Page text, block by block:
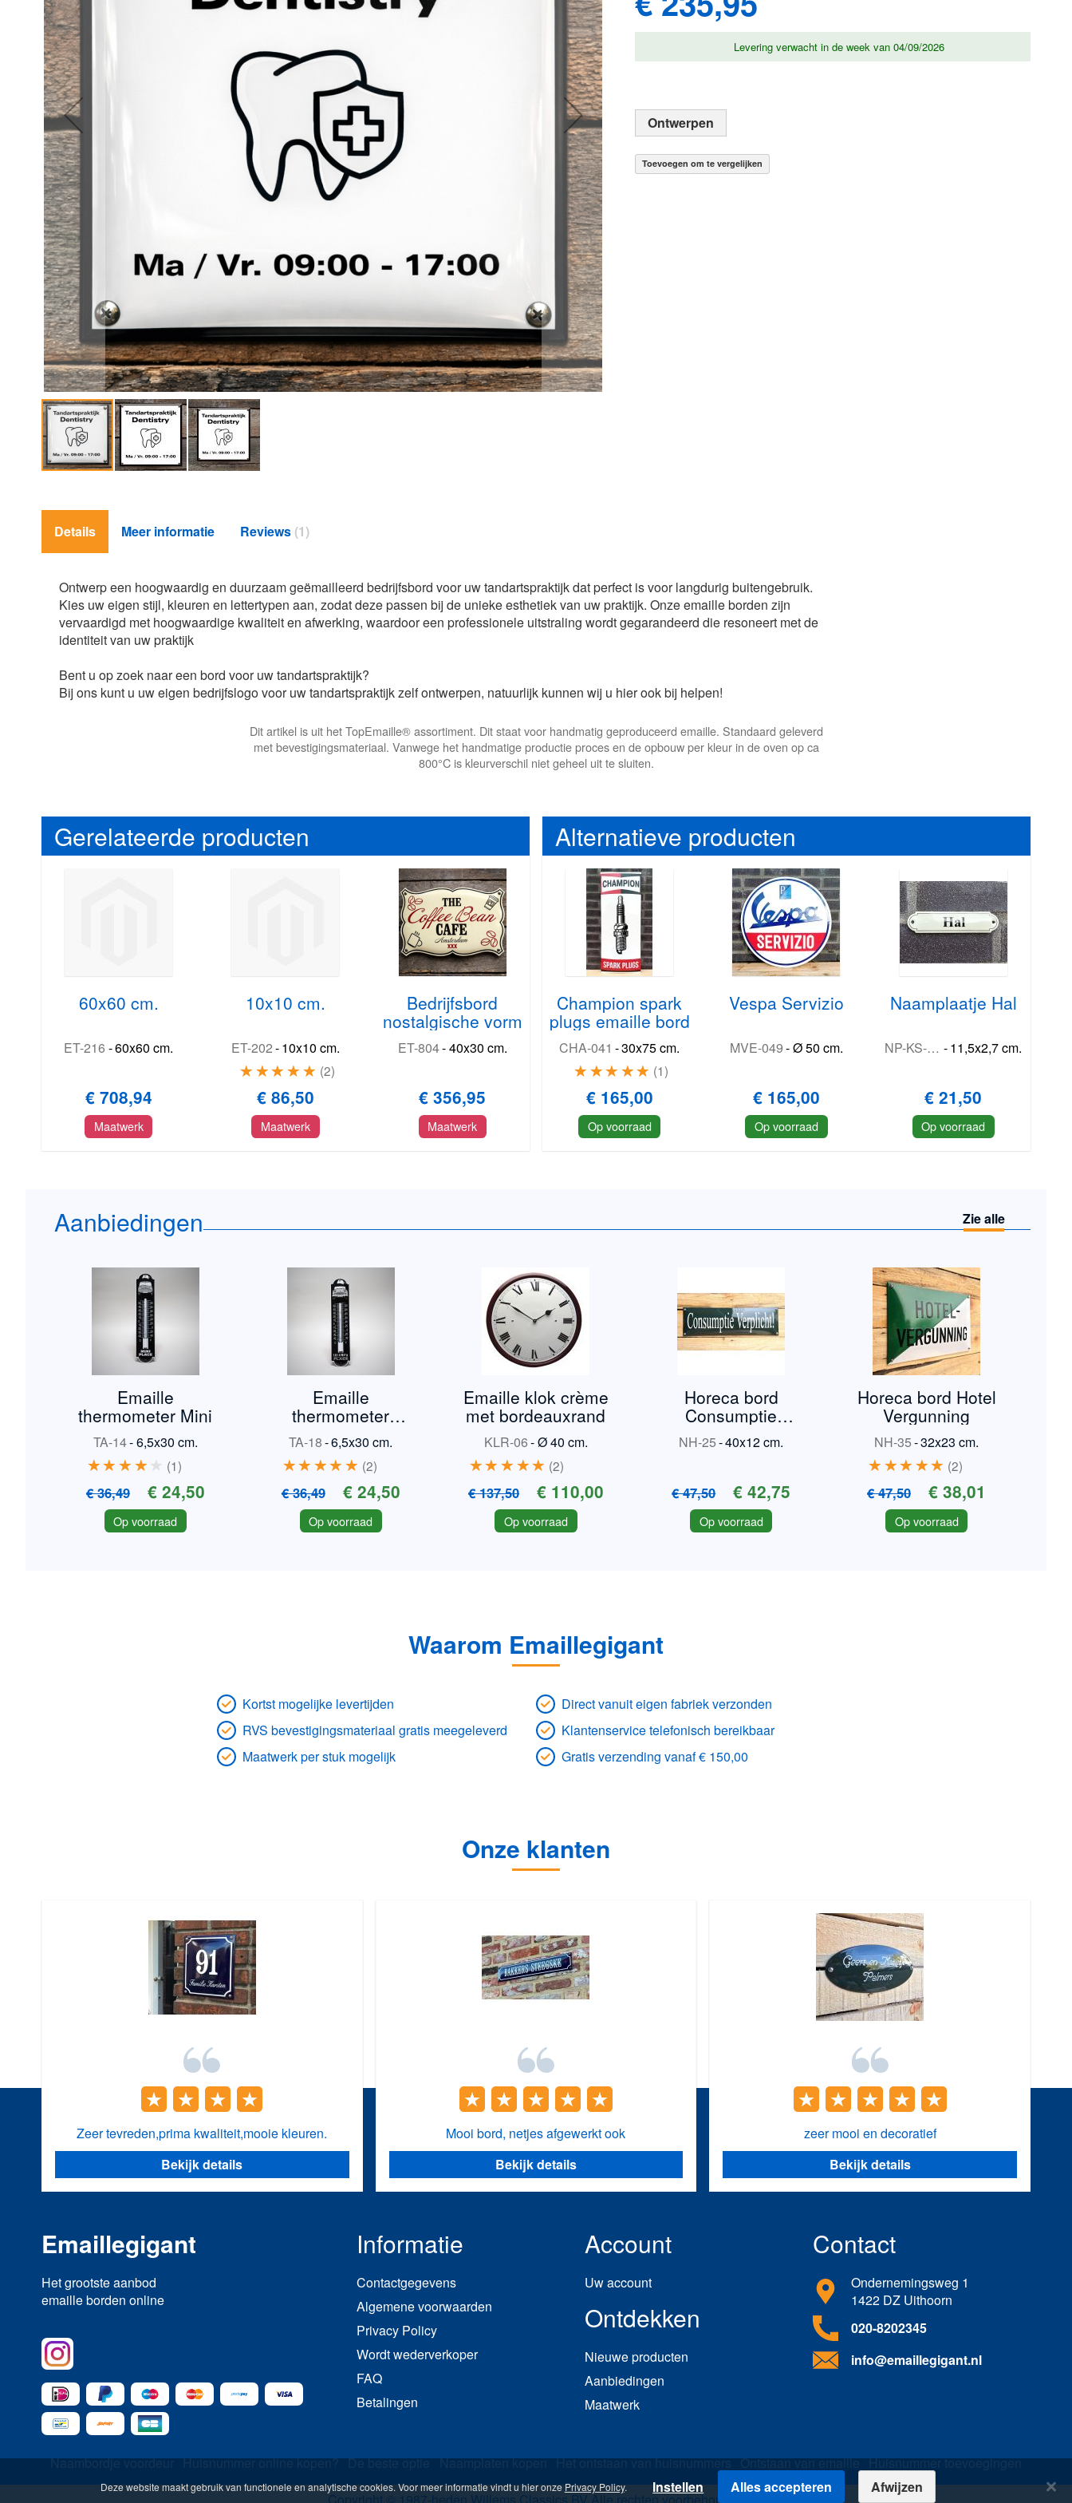
het
begin
van
afbeeldingen-
gallerij
Levering verwacht in de week van 04/09/2026
Ontwerpen
Toevoegen om te vergelijken
Details
Ontwerp een hoogwaardig en duurzaam geëmailleerd bedrijfsbord voor uw tandartspraktijk dat perfect is voor langdurig buitengebruik.
Kies uw eigen stijl, kleuren en lettertypen aan, zodat deze passen bij de unieke esthetiek van uw praktijk. Onze emaille borden zijn
vervaardigd met hoogwaardige kwaliteit en afwerking, waardoor een professionele uitstraling wordt gegarandeerd die resoneert met de
identiteit van uw praktijk
Bent u op zoek naar een bord voor uw tandartspraktijk?
Bij ons kunt u uw eigen bedrijfslogo voor uw tandartspraktijk zelf ontwerpen, natuurlijk kunnen wij u hier ook bij helpen!
Dit artikel is uit het TopEmaille® assortiment. Dit staat voor handmatig geproduceerd emaille. Standaard geleverd
met bevestigingsmateriaal. Vanwege het handmatige productie proces en de opbouw per kleur in de oven op ca
800°C is kleurverschil niet geheel uit te sluiten.
Meer informatie Reviews 1
Gerelateerde producten
60x60 cm.
ET-216 -60x60 cm.
€ 708,94
Maatwerk
10x10 cm.
ET-202-10x10 cm.
2
€ 86,50
Maatwerk
Bedrijfsbord
nostalgische vorm
ET-804-40x30 cm.
€ 356,95
Maatwerk
Alternatieve producten
Champion spark
plugs emaille bord
CHA-041 -30x75 cm.
1
€ 165,00
Op voorraad
Vespa Servizio
MVE-049-Ø 50 cm.
€ 165,00
Op voorraad
Naamplaatje Hal
NP-KS-R2-HAL -11,5x2,7 cm.
€ 21,50
Op voorraad
Aanbiedingen Zie alle
Emaille
thermometer Mini
TA-14-6,5x30 cm.
1
€ 36,49 € 24,50
Op voorraad
Emaille
thermometer
Triumph TR3
TA-18-6,5x30 cm.
2
€ 36,49 € 24,50
Op voorraad
Emaille klok crème
met bordeauxrand
KLR-06-Ø 40 cm.
2
€ 137,50 € 110,00
Op voorraad
Horeca bord
Consumptie
verplicht
NH-25-40x12 cm.
€ 47,50 € 42,75
Op voorraad
Horeca bord Hotel
Vergunning
NH-35-32x23 cm.
2
€ 47,50 € 38,01
Op voorraad
Waarom Emaillegigant
Kortst mogelijke levertijden
Direct vanuit eigen fabriek verzonden
RVS bevestigingsmateriaal gratis meegeleverd
Klantenservice telefonisch bereikbaar
Maatwerk per stuk mogelijk
Gratis verzending vanaf € 150,00
Onze klanten
Zeer tevreden,prima kwaliteit,mooie kleuren.
Bekijk details
Mooi bord, netjes afgewerkt ook
Bekijk details
zeer mooi en decoratief
Bekijk details
Emaillegigant
Het grootste aanbod
emaille borden online
Informatie
Contactgegevens
Algemene voorwaarden
Privacy Policy
Wordt wederverkoper
FAQ
Betalingen
Account
Uw account
Ontdekken
Nieuwe producten
Aanbiedingen
Maatwerk
Contact
Ondernemingsweg 1
1422 DZ Uithoorn
020-8202345
info@emaillegigant.nl
Naambordje voordeur Huisnummer online kopen? De beste optie Naamplaten kopen Het ontstaan van huisnummers Ontstaan van emaille Huisnummer toevoegingen
Deze website maakt gebruik van functionele en analytische cookies. Voor meer informatie vindt u hier onzePrivacy Policy. Alles accepteren Afwijzen
Instellen